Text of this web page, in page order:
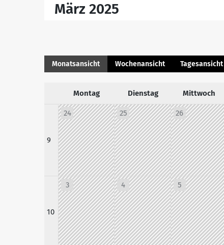
März 2025
Monatsansicht Wochenansicht Tagesansicht
Montag Dienstag Mittwoch
9
24 25 26
10
3 4 5